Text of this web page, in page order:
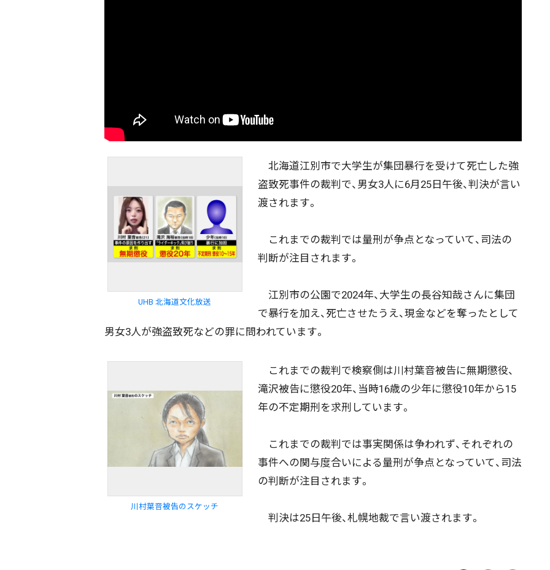
UHB 北海道文化放送
北海道江別市で大学生が集団暴行を受けて死亡した強
盗致死事件の裁判で、男女3人に6月25日午後、判決が言い
渡されます。
これまでの裁判では量刑が争点となっていて、司法の
判断が注目されます。
江別市の公園で2024年、大学生の長谷知哉さんに集団
で暴行を加え、死亡させたうえ、現金などを奪ったとして
男女3人が強盗致死などの罪に問われています。
川村葉音被告のスケッチ
これまでの裁判で検察側は川村葉音被告に無期懲役、
滝沢被告に懲役20年、当時16歳の少年に懲役10年から15
年の不定期刑を求刑しています。
これまでの裁判では事実関係は争われず、それぞれの
事件への関与度合いによる量刑が争点となっていて、司法
の判断が注目されます。
判決は25日午後、札幌地裁で言い渡されます。